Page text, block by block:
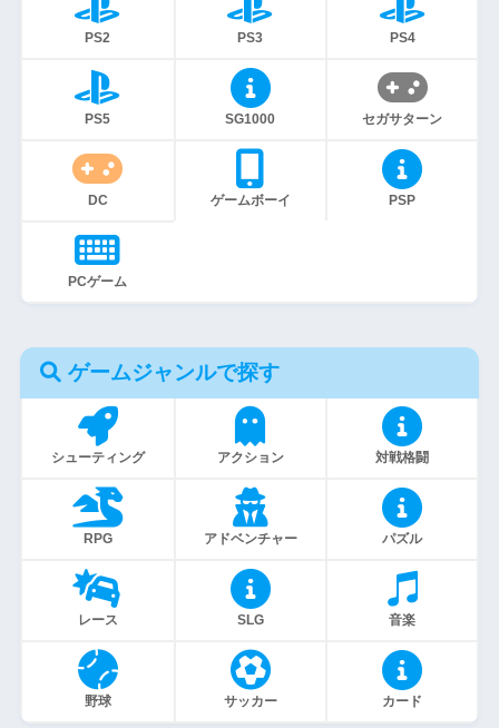
PS2 PS3 PS4
PS5 SG1000 セガサターン
DC ゲームボーイ PSP
PCゲーム
ゲームジャンルで探す
シューティング アクション 対戦格闘
RPG アドベンチャー パズル
レース SLG 音楽
野球 サッカー カード